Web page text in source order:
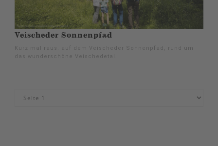
Veischeder Sonnenpfad
Kurz mal raus. auf dem Veischeder Sonnenpfad, rund um
das wunderschöne Veischedetal.